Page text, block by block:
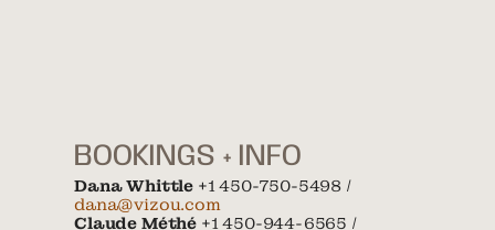
BOOKINGS + INFO
Dana Whittle +1 450-750-5498 /
dana@vizou.com
Claude Méthé +1 450-944-6565 /